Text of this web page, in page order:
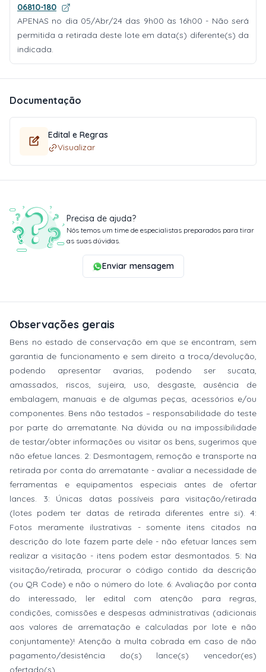
06810-180
APENAS no dia 05/Abr/24 das 9h00 às 16h00 - Não será
permitida a retirada deste lote em data(s) diferente(s) da
indicada.
Documentação
Edital e Regras
Visualizar
Precisa de ajuda?
Nós temos um time de especialistas preparados para tirar
as suas dúvidas.
Enviar mensagem
Observações gerais
Bens no estado de conservação em que se encontram, sem
garantia de funcionamento e sem direito a troca/devolução,
podendo apresentar avarias, podendo ser sucata,
amassados, riscos, sujeira, uso, desgaste, ausência de
embalagem, manuais e de algumas peças, acessórios e/ou
componentes. Bens não testados – responsabilidade do teste
por parte do arrematante. Na dúvida ou na impossibilidade
de testar/obter informações ou visitar os bens, sugerimos que
não efetue lances. 2: Desmontagem, remoção e transporte na
retirada por conta do arrematante - avaliar a necessidade de
ferramentas e equipamentos especiais antes de ofertar
lances. 3: Únicas datas possíveis para visitação/retirada
(lotes podem ter datas de retirada diferentes entre si). 4:
Fotos meramente ilustrativas - somente itens citados na
descrição do lote fazem parte dele - não efetuar lances sem
realizar a visitação - itens podem estar desmontados. 5: Na
visitação/retirada, procurar o código contido da descrição
(ou QR Code) e não o número do lote. 6: Avaliação por conta
do interessado, ler edital com atenção para regras,
condições, comissões e despesas administrativas (adicionais
aos valores de arrematação e calculadas por lote e não
conjuntamente)! Atenção à multa cobrada em caso de não
pagamento/desistência do(s) lance(s) vencedor(es)
ofertado(s).